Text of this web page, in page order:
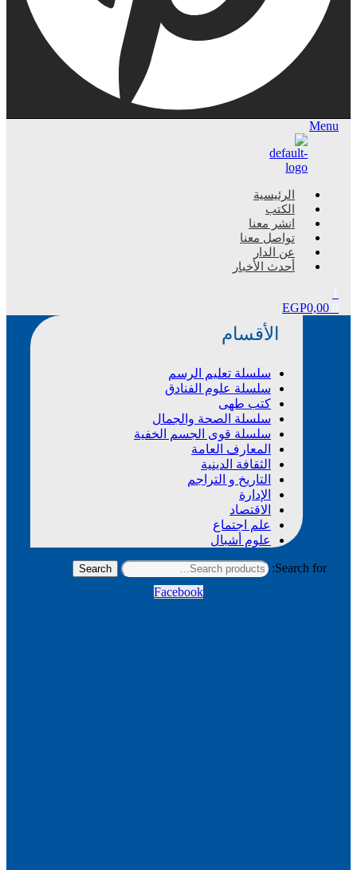
Menu
الرئيسية
الكتب
انشر معنا
تواصل معنا
عن الدار
أحدث الأخبار
EGP0,00
الأقسام
سلسلة تعليم الرسم
سلسلة علوم الفنادق
كتب طهى
سلسلة الصحة والجمال
سلسلة قوى الجسم الخفية
المعارف العامة
الثقافة الدينية
التاريخ و التراجم
الإدارة
الاقتصاد
علم اجتماع
علوم أشبال
Search for:
Search
Facebook